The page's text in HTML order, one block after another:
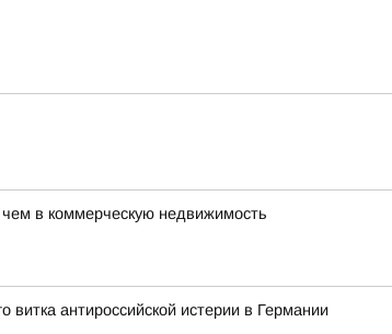
в коммерческую недвижимость
антироссийской истерии в Германии